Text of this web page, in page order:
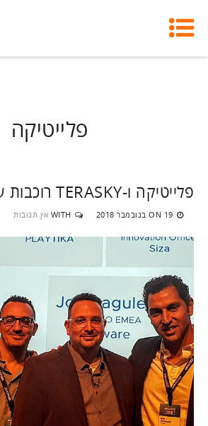
פלייטיקה
פלייטיקה ו-TERASKY רוכבות על הענן
ON 19 בנובמבר 2018 WITH אין תגובות